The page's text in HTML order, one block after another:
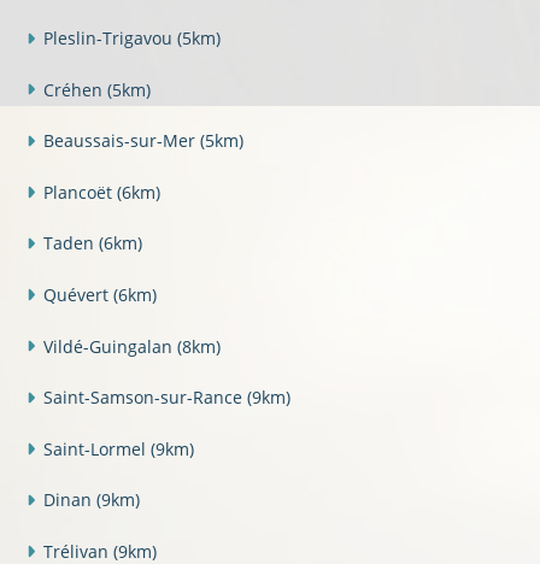
Pleslin-Trigavou (5km)
Créhen (5km)
Beaussais-sur-Mer (5km)
Plancoët (6km)
Taden (6km)
Quévert (6km)
Vildé-Guingalan (8km)
Saint-Samson-sur-Rance (9km)
Saint-Lormel (9km)
Dinan (9km)
Trélivan (9km)